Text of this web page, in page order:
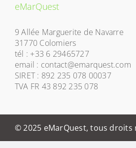
eMarQuest
9 Allée Marguerite de Navarre
31770 Colomiers
tél : +33 6 29465727
email : contact@emarquest.com
SIRET : 892 235 078 00037
TVA FR 43 892 235 078
© 2025 eMarQuest, tous droits